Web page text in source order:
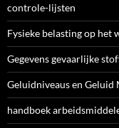
controle-lijsten
Fysieke belasting op het
Gegevens gevaarlijke
Geluidniveaus en Geluid
handboek